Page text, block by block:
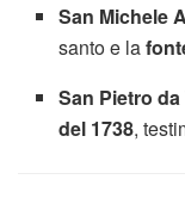
San Michele
santo e la
San Pietro
del 1738,